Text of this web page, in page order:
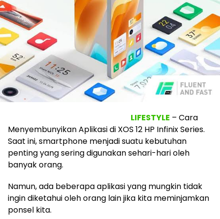
LIFESTYLE – Cara
Menyembunyikan Aplikasi di XOS 12 HP Infinix Series.
Saat ini, smartphone menjadi suatu kebutuhan
penting yang sering digunakan sehari-hari oleh
banyak orang.
Namun, ada beberapa aplikasi yang mungkin tidak
ingin diketahui oleh orang lain jika kita meminjamkan
ponsel kita.